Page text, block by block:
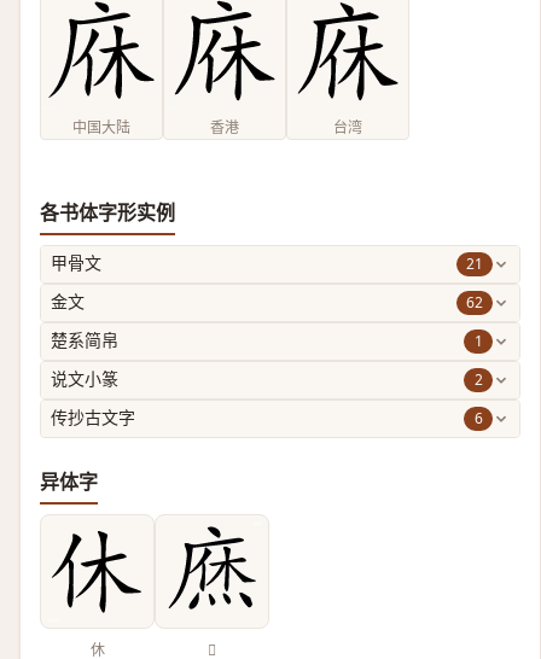
中国大陆 香港 台湾
各书体字形实例
甲骨文 21
金文 62
楚系简帛 1
说文小篆 2
传抄古文字 6
异体字
休 𢊒